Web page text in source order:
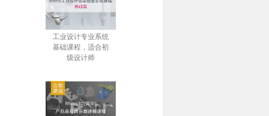
工业设计专业系统
基础课程，适合初
级设计师